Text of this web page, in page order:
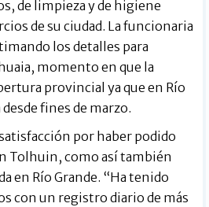
de limpieza y de higiene
de su ciudad. La funcionaria
los detalles para
momento en que la
provincial ya que en Río
fines de marzo.
por haber podido
Tolhuin, como así también
en Río Grande. “Ha tenido
con un registro diario de más